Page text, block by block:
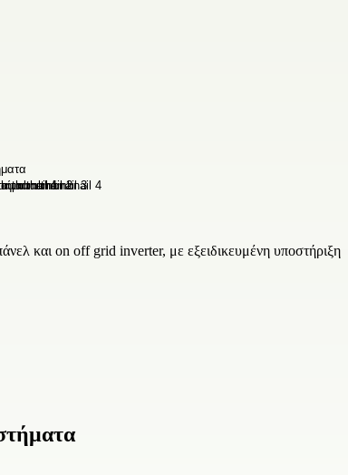
και on off grid inverter, με εξειδικευμένη υποστήριξη